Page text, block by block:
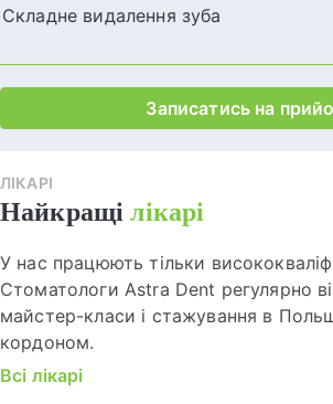
Складне видалення зуба
Записатись на
ЛІКАРІ
Найкращілікарі
У нас працюють тільки
Стоматологи Astra Dent регулярно
майстер-класи і стажування в
кордоном.
Всі лікарі